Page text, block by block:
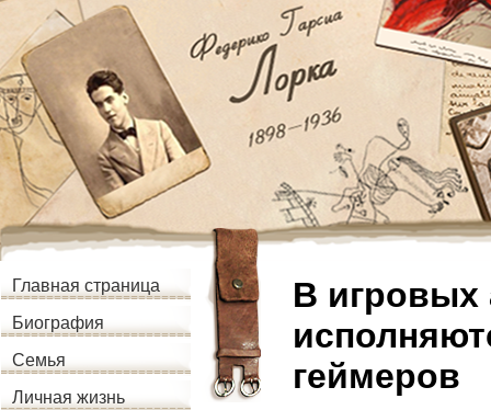
Главная страница
Биография
Семья
Личная жизнь
В игровых
геймеров